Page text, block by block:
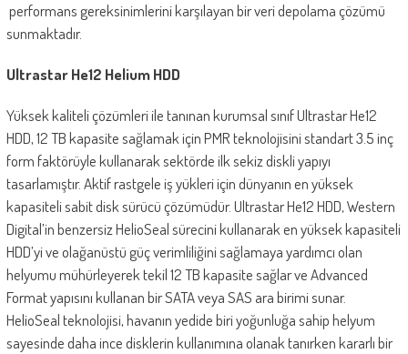
performans gereksinimlerini karşılayan bir veri depolama çözümü
sunmaktadır.
Ultrastar He12 Helium HDD
Yüksek kaliteli çözümleri ile tanınan kurumsal sınıf Ultrastar He12
HDD, 12 TB kapasite sağlamak için PMR teknolojisini standart 3.5 inç
form faktörüyle kullanarak sektörde ilk sekiz diskli yapıyı
tasarlamıştır. Aktif rastgele iş yükleri için dünyanın en yüksek
kapasiteli sabit disk sürücü çözümüdür. Ultrastar He12 HDD, Western
Digital’in benzersiz HelioSeal sürecini kullanarak en yüksek kapasiteli
HDD’yi ve olağanüstü güç verimliliğini sağlamaya yardımcı olan
helyumu mühürleyerek tekil 12 TB kapasite sağlar ve Advanced
Format yapısını kullanan bir SATA veya SAS ara birimi sunar.
HelioSeal teknolojisi, havanın yedide biri yoğunluğa sahip helyum
sayesinde daha ince disklerin kullanımına olanak tanırken kararlı bir